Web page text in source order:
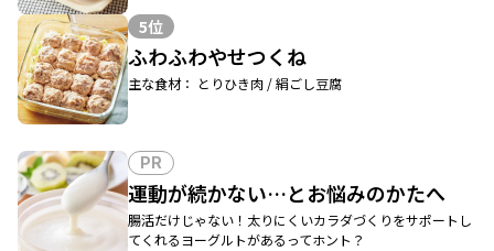
5位
ふわふわやせつくね
主な食材： とりひき肉 / 絹ごし豆腐
PR
運動が続かない…とお悩みのかたへ
腸活だけじゃない！太りにくいカラダづくりをサポートし
てくれるヨーグルトがあるってホント？